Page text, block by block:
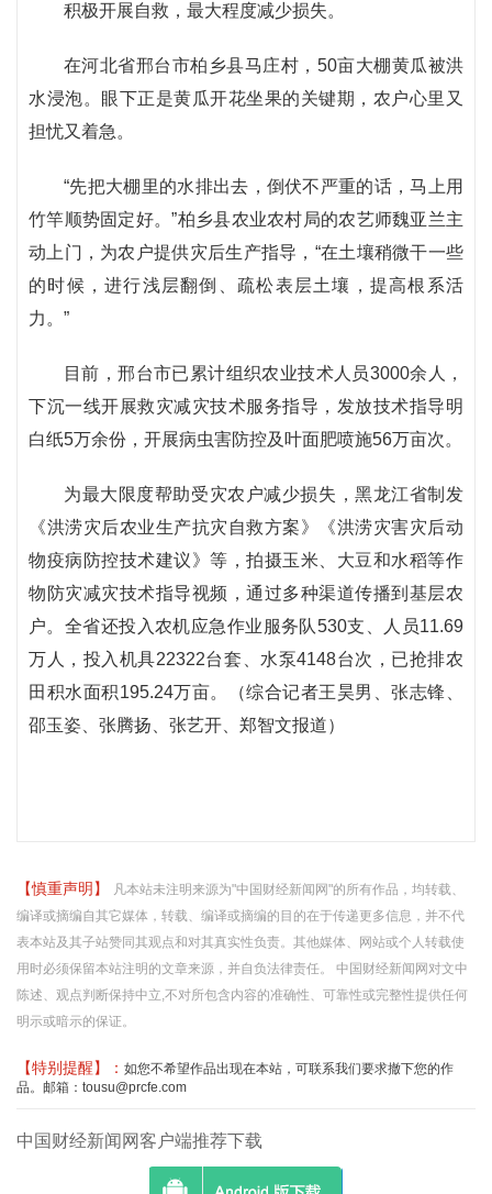
积极开展自救，最大程度减少损失。
在河北省邢台市柏乡县马庄村，50亩大棚黄瓜被洪
水浸泡。眼下正是黄瓜开花坐果的关键期，农户心里又
担忧又着急。
“先把大棚里的水排出去，倒伏不严重的话，马上用
竹竿顺势固定好。”柏乡县农业农村局的农艺师魏亚兰主
动上门，为农户提供灾后生产指导，“在土壤稍微干一些
的时候，进行浅层翻倒、疏松表层土壤，提高根系活
力。”
目前，邢台市已累计组织农业技术人员3000余人，
下沉一线开展救灾减灾技术服务指导，发放技术指导明
白纸5万余份，开展病虫害防控及叶面肥喷施56万亩次。
为最大限度帮助受灾农户减少损失，黑龙江省制发
《洪涝灾后农业生产抗灾自救方案》《洪涝灾害灾后动
物疫病防控技术建议》等，拍摄玉米、大豆和水稻等作
物防灾减灾技术指导视频，通过多种渠道传播到基层农
户。全省还投入农机应急作业服务队530支、人员11.69
万人，投入机具22322台套、水泵4148台次，已抢排农
田积水面积195.24万亩。（综合记者王昊男、张志锋、
邵玉姿、张腾扬、张艺开、郑智文报道）
【慎重声明】
凡本站未注明来源为"中国财经新闻网"的所有作品，均转载、
编译或摘编自其它媒体，转载、编译或摘编的目的在于传递更多信息，并不代
表本站及其子站赞同其观点和对其真实性负责。其他媒体、网站或个人转载使
用时必须保留本站注明的文章来源，并自负法律责任。 中国财经新闻网对文中
陈述、观点判断保持中立,不对所包含内容的准确性、可靠性或完整性提供任何
明示或暗示的保证。
【特别提醒】： 如您不希望作品出现在本站，可联系我们要求撤下您的作
品。邮箱：tousu@prcfe.com
中国财经新闻网客户端推荐下载